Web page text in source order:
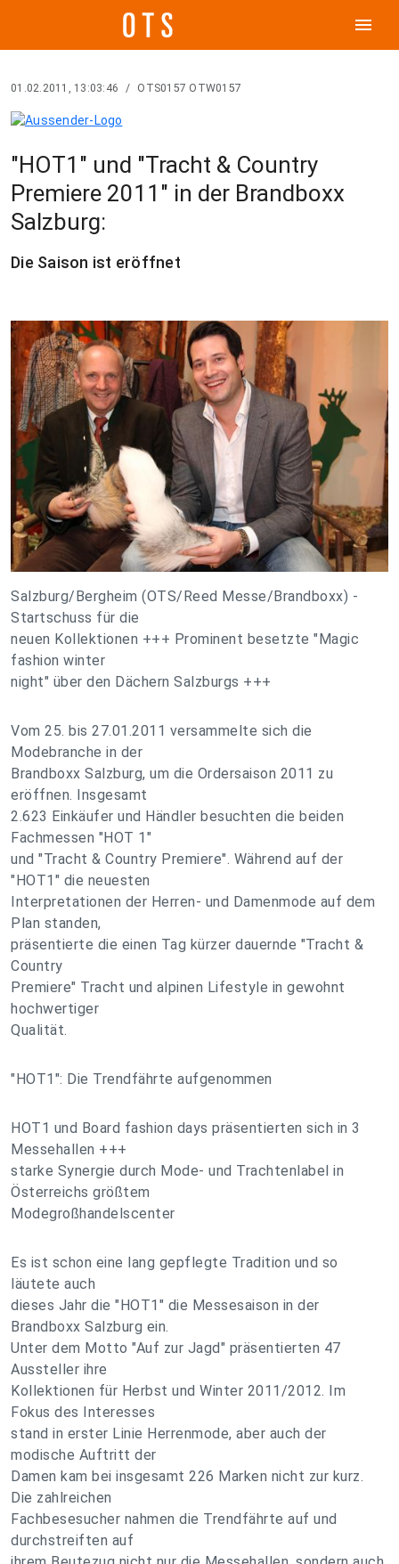
menu
01.02.2011, 13:03:46 / OTS0157 OTW0157
"HOT1" und "Tracht & Country
Premiere 2011" in der Brandboxx
Salzburg:
Die Saison ist eröffnet
Salzburg/Bergheim (OTS/Reed Messe/Brandboxx) -
Startschuss für die
neuen Kollektionen +++ Prominent besetzte "Magic
fashion winter
night" über den Dächern Salzburgs +++
Vom 25. bis 27.01.2011 versammelte sich die
Modebranche in der
Brandboxx Salzburg, um die Ordersaison 2011 zu
eröffnen. Insgesamt
2.623 Einkäufer und Händler besuchten die beiden
Fachmessen "HOT 1"
und "Tracht & Country Premiere". Während auf der
"HOT1" die neuesten
Interpretationen der Herren- und Damenmode auf dem
Plan standen,
präsentierte die einen Tag kürzer dauernde "Tracht &
Country
Premiere" Tracht und alpinen Lifestyle in gewohnt
hochwertiger
Qualität.
"HOT1": Die Trendfährte aufgenommen
HOT1 und Board fashion days präsentierten sich in 3
Messehallen +++
starke Synergie durch Mode- und Trachtenlabel in
Österreichs größtem
Modegroßhandelscenter
Es ist schon eine lang gepflegte Tradition und so
läutete auch
dieses Jahr die "HOT1" die Messesaison in der
Brandboxx Salzburg ein.
Unter dem Motto "Auf zur Jagd" präsentierten 47
Aussteller ihre
Kollektionen für Herbst und Winter 2011/2012. Im
Fokus des Interesses
stand in erster Linie Herrenmode, aber auch der
modische Auftritt der
Damen kam bei insgesamt 226 Marken nicht zur kurz.
Die zahlreichen
Fachbesesucher nahmen die Trendfährte auf und
durchstreiften auf